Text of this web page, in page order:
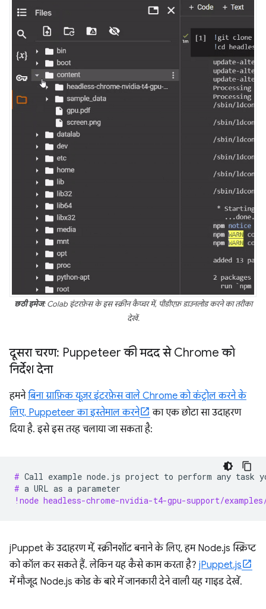
छठी इमेज: Colab इंटरफ़ेस के इस स्क्रीन कैप्चर में, पीडीएफ़ डाउनलोड करने का तरीका
देखें.
दूसरा चरण: Puppeteer की मदद से Chrome को
निर्देश देना
हमनेबिना ग्राफ़िक यूज़र इंटरफ़ेस वाले Chrome को कंट्रोल करने के
लिए, Puppeteer का इस्तेमाल करने
का एक छोटा सा उदाहरण
दिया है. इसे इस तरह चलाया जा सकता है:
# Call example node.js project to perform any task
# a URL as a
!node headless-chrome-nvidia-t4-gpu-support/
jPuppet के उदाहरण में, स्क्रीनशॉट बनाने के लिए, हम Node.js स्क्रिप्ट
को कॉल कर सकते हैं. लेकिन यह कैसे काम करता है? jPuppet.js
में मौजूद Node.js कोड के बारे में जानकारी देने वाली यह गाइड देखें.